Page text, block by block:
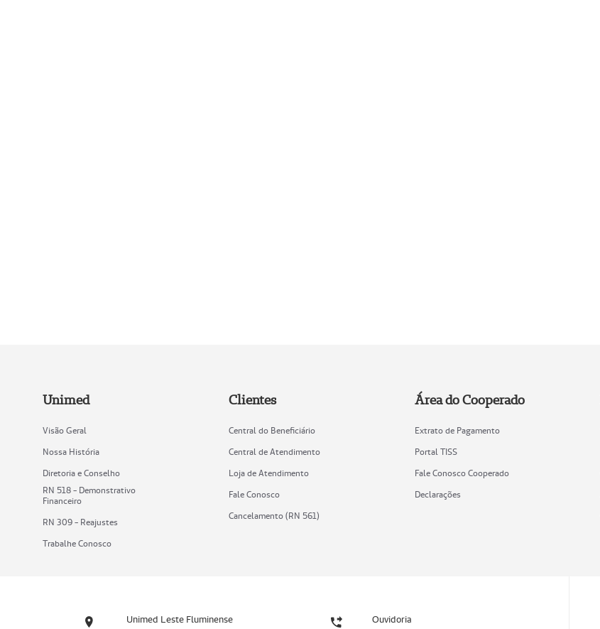
Unimed
Visão Geral
Nossa História
Diretoria e Conselho
RN 518 - Demonstrativo
Financeiro
RN 309 - Reajustes
Trabalhe Conosco
Clientes
Central do Beneficiário
Central de Atendimento
Loja de Atendimento
Fale Conosco
Cancelamento (RN 561)
Área do Cooperado
Extrato de Pagamento
Portal TISS
Fale Conosco Cooperado
Declarações
Unimed Leste Fluminense Ouvidoria